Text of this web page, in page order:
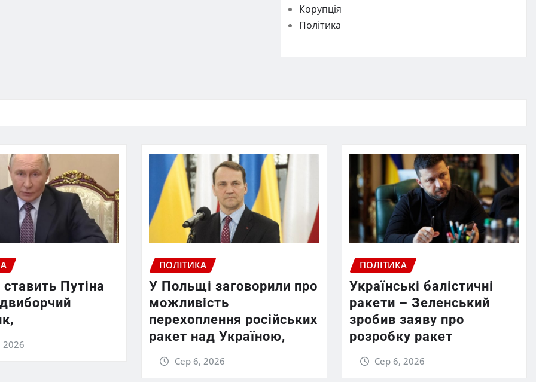
Корупція
Політика
ставить Путіна
2026
ПОЛІТИКА
У Польщі заговорили про
можливість
перехоплення російських
ракет над Україною,
Сер 6, 2026
ПОЛІТИКА
Українські балістичні
ракети – Зеленський
зробив заяву про
розробку ракет
Сер 6, 2026